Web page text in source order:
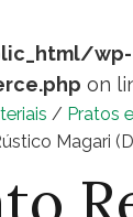
wp-
on
/ Pratos
Magari